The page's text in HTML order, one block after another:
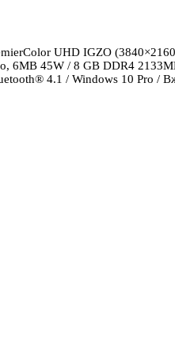
UHD IGZO
6MB 45W / 8 GB DDR4
4.1 / Windows 10 Pro /